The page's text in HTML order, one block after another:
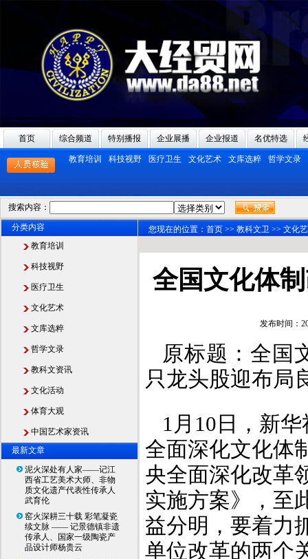
首页 综合频道 特别播报 企业展播 企业报道 名优特选
教育培训 科技视野 医疗卫生 文化艺术 文库选粹 哲学文录
搜索内容：
分类内容
教育培训
科技视野
医疗卫生
文化艺术
文库选粹
哲学文录
教科文资讯
文化活动
体育大观
中国艺术家资讯
最新文章
泥火深处有人家——记江
西省工艺美术大师、非物
质文化遗产代表性传承人
武育伦
窑火深耕三十载 彩笔凝瓷
续文脉 —— 记景德镇非遗
传承人、国家一级陶瓷产
品设计师杨贵云
您现在的位置： 首页 >> 教科文卫 >> 文化
全国文化体
发布时间：
原标题：全国
只龙头股迎布局
1月10日，新
全面深化文化体
央全面深化改革
实施方案》，至
益分明，要着力
单位改革的两个